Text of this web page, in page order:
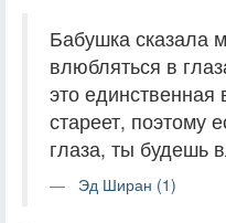
Бабушка сказала
влюбляться в
это
стареет, поэтому
глаза, ты будешь
Эд Ширан (1)